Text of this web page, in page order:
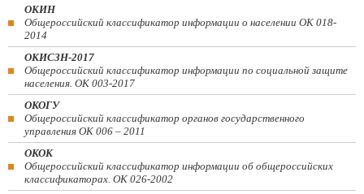
ОКИН
Общероссийский классификатор информации о населении ОК 018-
2014
ОКИСЗН-2017
Общероссийский классификатор информации по социальной защите
населения. ОК 003-2017
ОКОГУ
Общероссийский классификатор органов государственного
управления ОК 006 – 2011
ОКОК
Общероссийский классификатор информации об общероссийских
классификаторах. ОК 026-2002